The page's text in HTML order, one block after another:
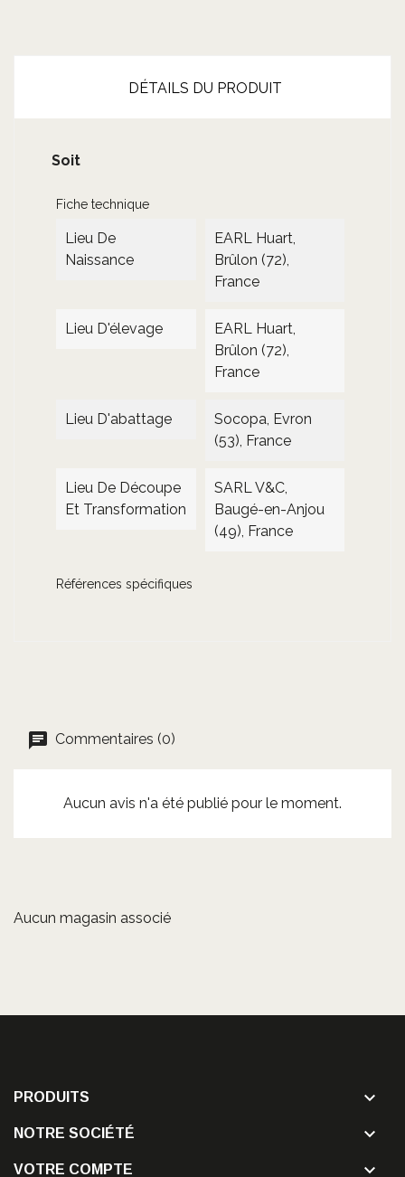
DÉTAILS DU PRODUIT
Soit
Fiche technique
Lieu De
Naissance
EARL Huart,
Brûlon (72),
France
Lieu D'élevage
EARL Huart,
Brûlon (72),
France
Lieu D'abattage
Socopa, Evron
(53), France
Lieu De Découpe
Et Transformation
SARL V&C,
Baugé-en-Anjou
(49), France
Références spécifiques
Commentaires (0)
Aucun avis n'a été publié pour le moment.
Aucun magasin associé
PRODUITS 
NOTRE SOCIÉTÉ 
VOTRE COMPTE 